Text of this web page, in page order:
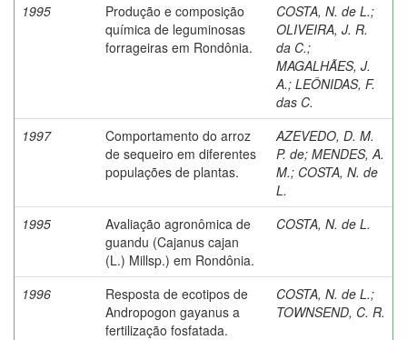
1995
Produção e composição
química de leguminosas
forrageiras em Rondônia.
COSTA, N. de L.;
OLIVEIRA, J. R.
da C.;
MAGALHÃES, J.
A.; LEÔNIDAS, F.
das C.
1997
Comportamento do arroz
de sequeiro em diferentes
populações de plantas.
AZEVEDO, D. M.
P. de; MENDES, A.
M.; COSTA, N. de
L.
1995
Avaliação agronômica de
guandu (Cajanus cajan
(L.) Millsp.) em Rondônia.
COSTA, N. de L.
1996
Resposta de ecotipos de
Andropogon gayanus a
fertilização fosfatada.
COSTA, N. de L.;
TOWNSEND, C. R.